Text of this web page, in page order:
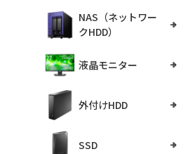
NAS（ネットワー
クHDD）
液晶モニター
外付けHDD
SSD